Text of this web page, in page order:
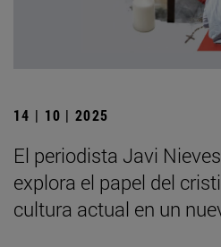
14 | 10 | 2025
El periodista Javi
explora el papel del
cultura actual en un